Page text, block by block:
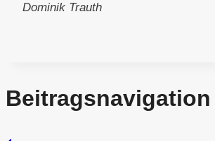
Dominik Trauth
Beitragsnavigation